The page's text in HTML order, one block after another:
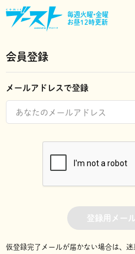
毎週火曜•金曜
お昼12時更新
会員登録
メールアドレスで登録
登録用メー
仮登録完了メールが届かない場合は、